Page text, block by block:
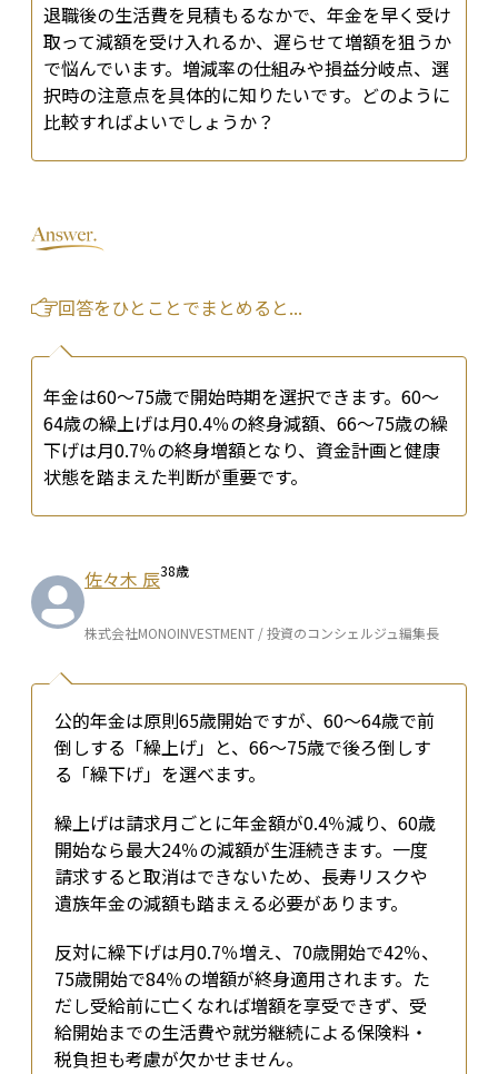
退職後の生活費を見積もるなかで、年金を早く受け
取って減額を受け入れるか、遅らせて増額を狙うか
で悩んでいます。増減率の仕組みや損益分岐点、選
択時の注意点を具体的に知りたいです。どのように
比較すればよいでしょうか？
回答をひとことでまとめると...
年金は60〜75歳で開始時期を選択できます。60〜
64歳の繰上げは月0.4％の終身減額、66〜75歳の繰
下げは月0.7％の終身増額となり、資金計画と健康
状態を踏まえた判断が重要です。
佐々木 辰38歳
株式会社MONOINVESTMENT / 投資のコンシェルジュ編集長
公的年金は原則65歳開始ですが、60〜64歳で前
倒しする「繰上げ」と、66〜75歳で後ろ倒しす
る「繰下げ」を選べます。
繰上げは請求月ごとに年金額が0.4％減り、60歳
開始なら最大24％の減額が生涯続きます。一度
請求すると取消はできないため、長寿リスクや
遺族年金の減額も踏まえる必要があります。
反対に繰下げは月0.7％増え、70歳開始で42％、
75歳開始で84％の増額が終身適用されます。た
だし受給前に亡くなれば増額を享受できず、受
給開始までの生活費や就労継続による保険料・
税負担も考慮が欠かせません。